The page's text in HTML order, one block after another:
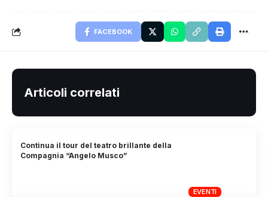
FACEBOOK
Articoli correlati
EVENTI
Continua il tour del teatro brillante della
Compagnia “Angelo Musco”